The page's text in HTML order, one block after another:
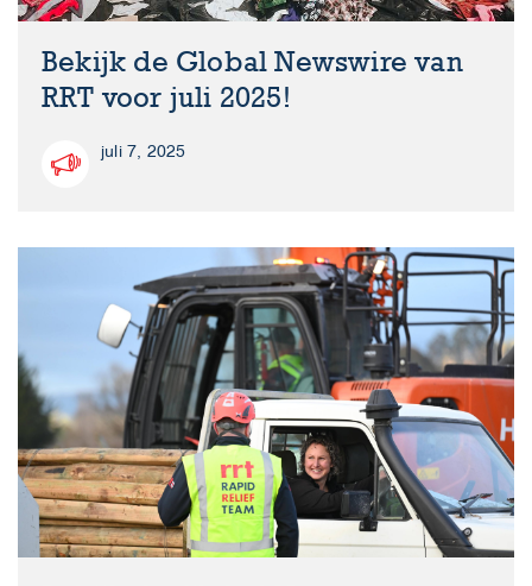
Bekijk de Global Newswire van
RRT voor juli 2025!
juli 7, 2025